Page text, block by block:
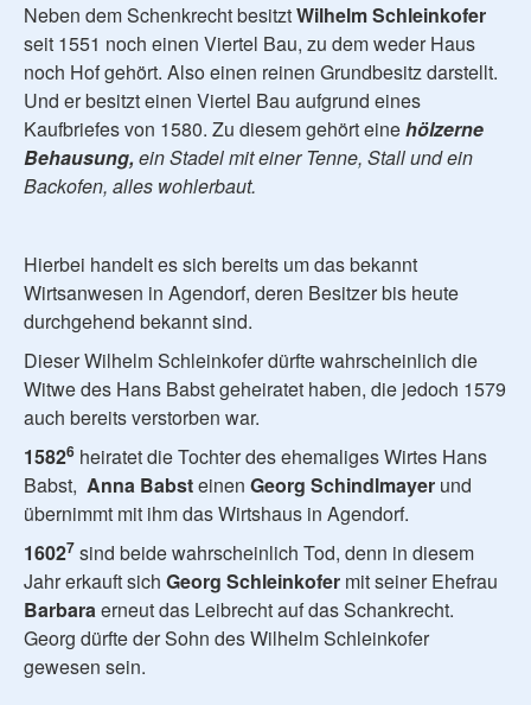
Neben dem Schenkrecht besitztWilhelm Schleinkofer
seit 1551 noch einen Viertel Bau, zu dem weder Haus
noch Hof gehört. Also einen reinen Grundbesitz darstellt.
Und er besitzt einen Viertel Bau aufgrund eines
Kaufbriefes von 1580. Zu diesem gehört einehölzerne
Behausung, ein Stadel mit einer Tenne, Stall und ein
Backofen, alles wohlerbaut.
Hierbei handelt es sich bereits um das bekannt
Wirtsanwesen in Agendorf, deren Besitzer bis heute
durchgehend bekannt sind.
Dieser Wilhelm Schleinkofer dürfte wahrscheinlich die
Witwe des Hans Babst geheiratet haben, die jedoch 1579
auch bereits verstorben war.
15826 heiratet die Tochter des ehemaliges Wirtes Hans
Babst, Anna Babsteinen Georg Schindlmayer und
übernimmt mit ihm das Wirtshaus in Agendorf.
16027 sind beide wahrscheinlich Tod, denn in diesem
Jahr erkauft sich Georg Schleinkofer mit seiner Ehefrau
Barbaraerneut das Leibrecht auf das Schankrecht.
Georg dürfte der Sohn des Wilhelm Schleinkofer
gewesen sein.